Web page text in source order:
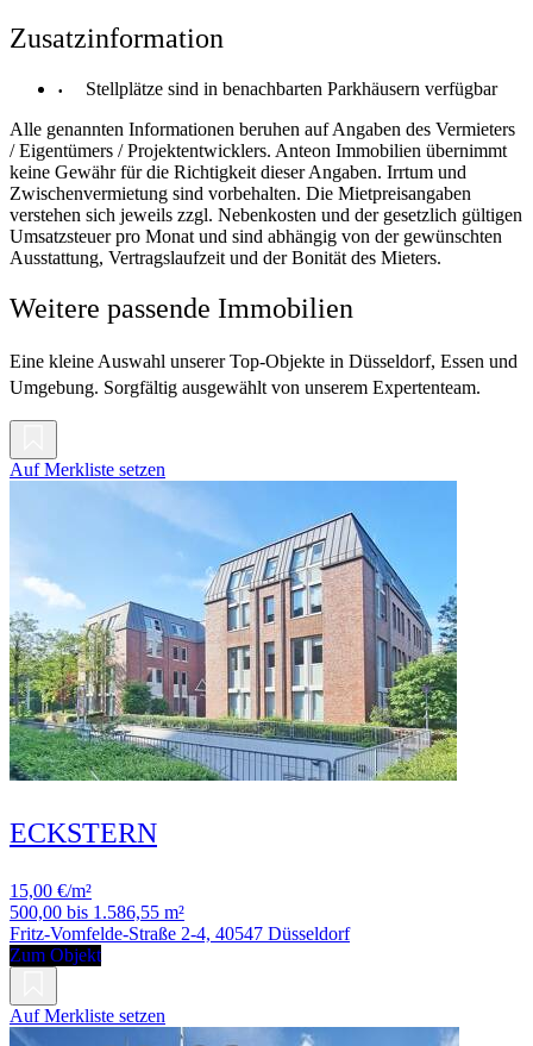
Zusatzinformation
Stellplätze sind in benachbarten Parkhäusern verfügbar
Alle genannten Informationen beruhen auf Angaben des Vermieters
/ Eigentümers / Projektentwicklers. Anteon Immobilien übernimmt
keine Gewähr für die Richtigkeit dieser Angaben. Irrtum und
Zwischenvermietung sind vorbehalten. Die Mietpreisangaben
verstehen sich jeweils zzgl. Nebenkosten und der gesetzlich gültigen
Umsatzsteuer pro Monat und sind abhängig von der gewünschten
Ausstattung, Vertragslaufzeit und der Bonität des Mieters.
Weitere passende Immobilien
Eine kleine Auswahl unserer Top-Objekte in Düsseldorf, Essen und
Umgebung. Sorgfältig ausgewählt von unserem Expertenteam.
Auf Merkliste setzen
ECKSTERN
15,00 €/m²
500,00 bis 1.586,55 m²
Fritz-Vomfelde-Straße 2-4, 40547 Düsseldorf
Zum Objekt
Auf Merkliste setzen